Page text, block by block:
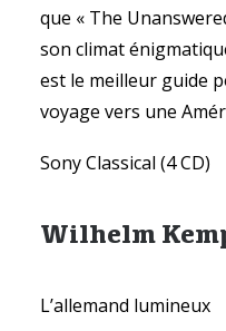
que « The
son climat
est le meilleur guide
voyage vers une
Sony Classical (4 CD)
Wilhelm
L’allemand lumineux